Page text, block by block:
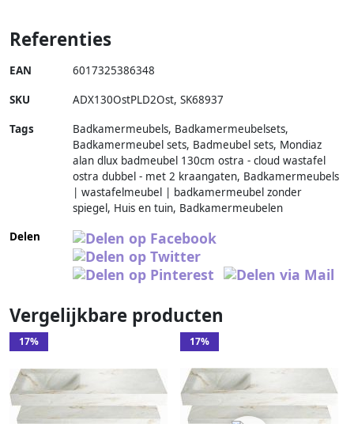
Referenties
EAN 6017325386348
SKU ADX130OstPLD2Ost, SK68937
Tags
Badkamermeubels, Badkamermeubelsets,
Badkamermeubel sets, Badmeubel sets, Mondiaz
alan dlux badmeubel 130cm ostra - cloud wastafel
ostra dubbel - met 2 kraangaten, Badkamermeubels
| wastafelmeubel | badkamermeubel zonder
spiegel, Huis en tuin, Badkamermeubelen
Delen
Vergelijkbare producten
17% 17%